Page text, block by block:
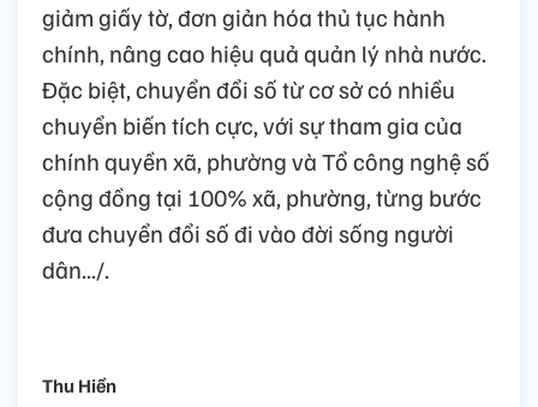
giảm giấy tờ, đơn giản hóa thủ tục hành
chính, nâng cao hiệu quả quản lý nhà nước.
Đặc biệt, chuyển đổi số từ cơ sở có nhiều
chuyển biến tích cực, với sự tham gia của
chính quyền xã, phường và Tổ công nghệ số
cộng đồng tại 100% xã, phường, từng bước
đưa chuyển đổi số đi vào đời sống người
dân.../.
Thu Hiền